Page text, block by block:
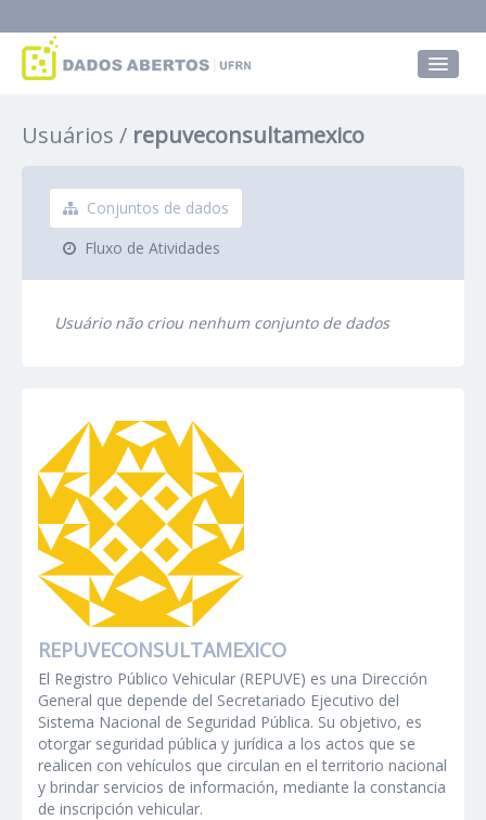
Grupos
Sobre
Usuários repuveconsultamexico
Conjuntos de dados
Fluxo de Atividades
Usuário não criou nenhum conjunto de dados
REPUVECONSULTAMEXICO
El Registro Público Vehicular (REPUVE) es una Dirección
General que depende del Secretariado Ejecutivo del
Sistema Nacional de Seguridad Pública. Su objetivo, es
otorgar seguridad pública y jurídica a los actos que se
realicen con vehículos que circulan en el territorio nacional
y brindar servicios de información, mediante la constancia
de inscripción vehicular.